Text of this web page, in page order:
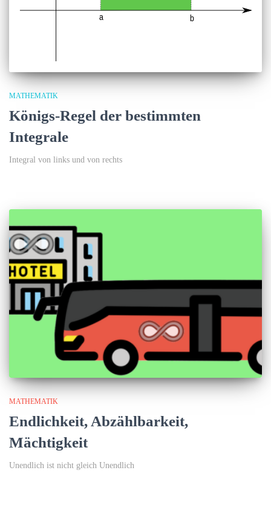
MATHEMATIK
Königs-Regel der bestimmten
Integrale
Integral von links und von rechts
MATHEMATIK
Endlichkeit, Abzählbarkeit,
Mächtigkeit
Unendlich ist nicht gleich Unendlich